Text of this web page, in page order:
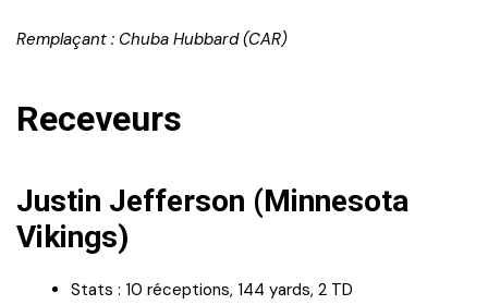
Remplaçant : Chuba Hubbard (CAR)
Receveurs
Justin Jefferson (Minnesota
Vikings)
Stats : 10 réceptions, 144 yards, 2 TD